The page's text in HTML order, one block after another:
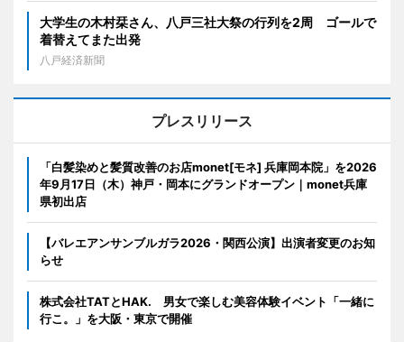
大学生の木村栞さん、八戸三社大祭の行列を2周 ゴールで
着替えてまた出発
八戸経済新聞
プレスリリース
「白髪染めと髪質改善のお店monet[モネ] 兵庫岡本院」を2026
年9月17日（木）神戸・岡本にグランドオープン｜monet兵庫
県初出店
【バレエアンサンブルガラ2026・関西公演】出演者変更のお知
らせ
株式会社TATとHAK. 男女で楽しむ美容体験イベント「一緒に
行こ。」を大阪・東京で開催